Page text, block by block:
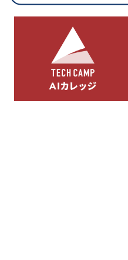
8.cookieにより取得・分析し
当社は第三者が運営するデー
ームからcookieにより収集さ
析結果を取得し、これをお客
で、広告配信等の目的で利用